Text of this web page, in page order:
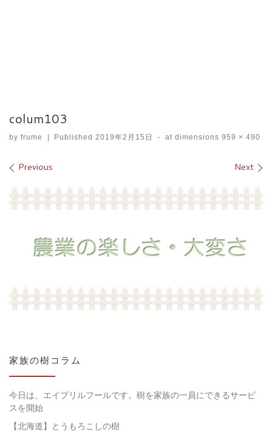
colum103
by frume Published2019年2月15日 - at dimensions 959 × 490
Images navigation
Previous Next
家族の樹コラム
今日は、エイプリルフールです。樹を家族の一員にできるサービ
スを開始
【北海道】とうもろこしの樹